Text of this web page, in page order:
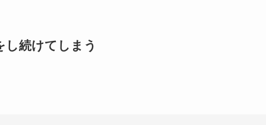
し続けてしまう